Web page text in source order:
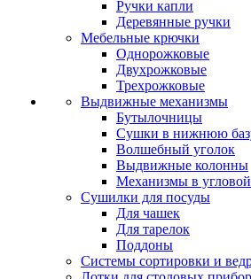
Ручки капли
Деревянные ручки
Мебельные крючки
Однорожковые
Двухрожковые
Трехрожковые
Выдвижные механизмы
Бутылочницы
Сушки в нижнюю
Волшебный уголок
Выдвижные колонны
Механизмы в
Сушилки для посуды
Для чашек
Для тарелок
Поддоны
Системы сортировки и